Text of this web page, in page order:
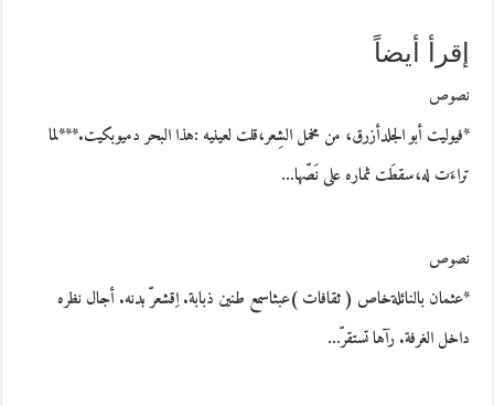
إقرأ أيضاً
نصوص
*فيوليت أبو الجلدأزرق، من مخمل الشِعر،قلت لعينيه :هذا البحر دميوبكيت.***لما
تراءَت له،سقطَت ثماره على نَصّها…
نصوص
*عثمان بالنائلةخاص ( ثقافات )عبثاسمع طنين ذبابة. اِقشعرّ بدنه. أجال نظره
داخل الغرفة. رآها تستقرّ…